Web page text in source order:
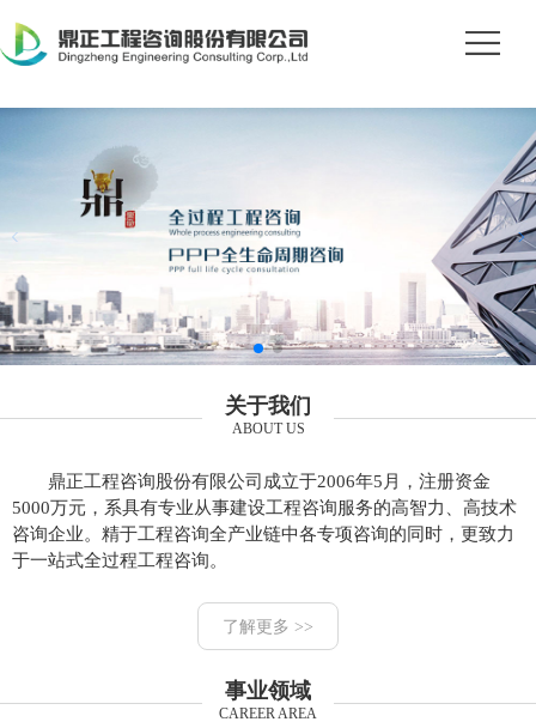
关于我们
ABOUT US
鼎正工程咨询股份有限公司成立于2006年5月，注册资金
5000万元，系具有专业从事建设工程咨询服务的高智力、高技术
咨询企业。精于工程咨询全产业链中各专项咨询的同时，更致力
于一站式全过程工程咨询。
了解更多 >>
事业领域
CAREER AREA